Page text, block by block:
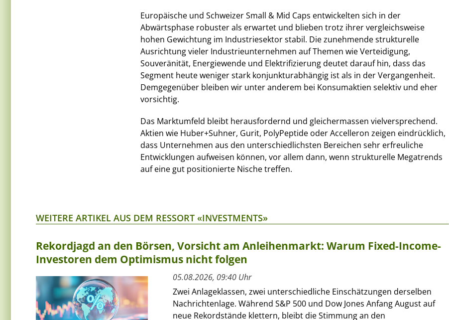
Europäische und Schweizer Small & Mid Caps entwickelten sich in der
Abwärtsphase robuster als erwartet und blieben trotz ihrer vergleichsweise
hohen Gewichtung im Industriesektor stabil. Die zunehmende strukturelle
Ausrichtung vieler Industrieunternehmen auf Themen wie Verteidigung,
Souveränität, Energiewende und Elektrifizierung deutet darauf hin, dass das
Segment heute weniger stark konjunkturabhängig ist als in der Vergangenheit.
Demgegenüber bleiben wir unter anderem bei Konsumaktien selektiv und eher
vorsichtig.
Das Marktumfeld bleibt herausfordernd und gleichermassen vielversprechend.
Aktien wie Huber+Suhner, Gurit, PolyPeptide oder Accelleron zeigen eindrücklich,
dass Unternehmen aus den unterschiedlichsten Bereichen sehr erfreuliche
Entwicklungen aufweisen können, vor allem dann, wenn strukturelle Megatrends
auf eine gut positionierte Nische treffen.
WEITERE ARTIKEL AUS DEM RESSORT «INVESTMENTS»
Rekordjagd an den Börsen, Vorsicht am Anleihenmarkt: Warum Fixed-Income-
Investoren dem Optimismus nicht folgen
05.08.2026, 09:40 Uhr
Zwei Anlageklassen, zwei unterschiedliche Einschätzungen derselben
Nachrichtenlage. Während S&P 500 und Dow Jones Anfang August auf
neue Rekordstände klettern, bleibt die Stimmung an den